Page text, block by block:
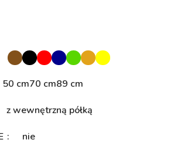
50 cm70 cm89 cm
z wewnętrzną półką
nie